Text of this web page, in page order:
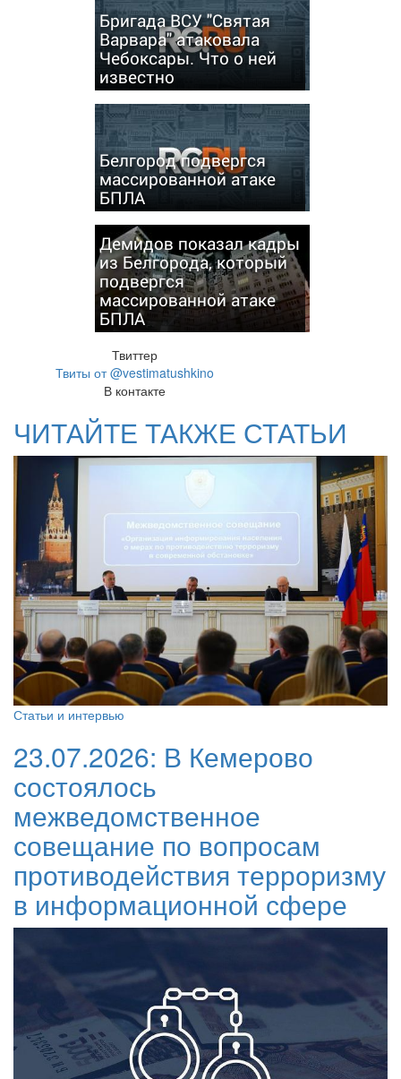
Бригада ВСУ "Святая
Варвара" атаковала
Чебоксары. Что о ней
известно
Белгород подвергся
массированной атаке
БПЛА
Демидов показал кадры
из Белгорода, который
подвергся
массированной атаке
БПЛА
Твиттер
Твиты от @vestimatushkino
В контакте
ЧИТАЙТЕ ТАКЖЕ СТАТЬИ
Статьи и интервью
23.07.2026: В Кемерово
состоялось
межведомственное
совещание по вопросам
противодействия терроризму
в информационной сфере